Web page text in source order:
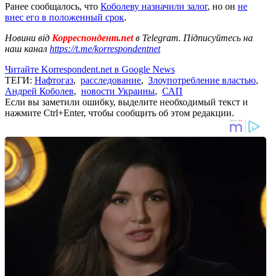
Ранее сообщалось, что Коболеву назначили залог, но он не
внес его в положенный срок.
Новини від Корреспондент.netв Telegram. Підписуйтесь на
наш канал https://t.me/korrespondentnet
Читайте Korrespondent.net в Google News
ТЕГИ: Нафтогаз, расследование, Злоупотребление властью,
Андрей Коболев, новости Украины, САП
Если вы заметили ошибку, выделите необходимый текст и
нажмите Ctrl+Enter, чтобы сообщить об этом редакции.